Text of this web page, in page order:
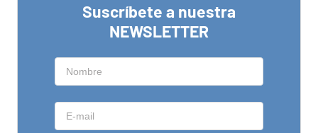
Suscríbete a nuestra
NEWSLETTER